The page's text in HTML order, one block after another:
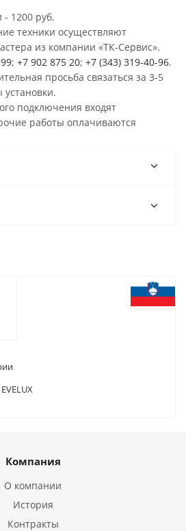
1200 руб.
техники осуществляют
из компании «ТК-Сервис».
; +7 902 875 20; +7 (343) 319-40-96.
просьба связаться за 3-5
подключения входят
работы оплачиваются
Компания
О компании
История
Контракты